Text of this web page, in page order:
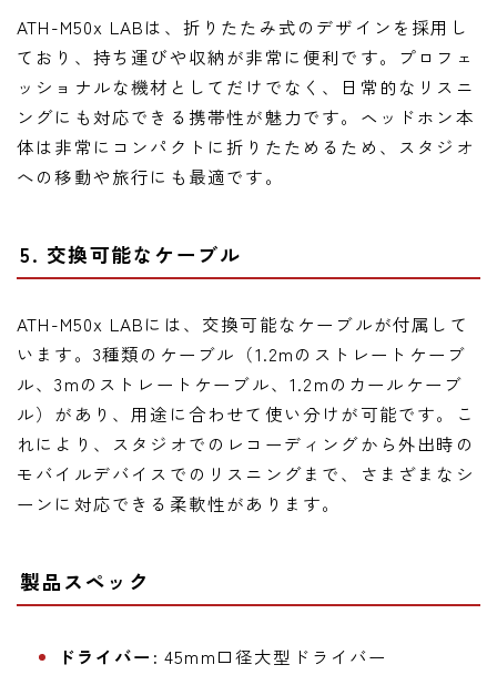
ATH-M50x LABは、折りたたみ式のデザインを採用し
ており、持ち運びや収納が非常に便利です。プロフェ
ッショナルな機材としてだけでなく、日常的なリスニ
ングにも対応できる携帯性が魅力です。ヘッドホン本
体は非常にコンパクトに折りたためるため、スタジオ
への移動や旅行にも最適です。
5. 交換可能なケーブル
ATH-M50x LABには、交換可能なケーブルが付属して
います。3種類のケーブル（1.2mのストレートケーブ
ル、3mのストレートケーブル、1.2mのカールケーブ
ル）があり、用途に合わせて使い分けが可能です。こ
れにより、スタジオでのレコーディングから外出時の
モバイルデバイスでのリスニングまで、さまざまなシ
ーンに対応できる柔軟性があります。
製品スペック
ドライバー: 45mm口径大型ドライバー